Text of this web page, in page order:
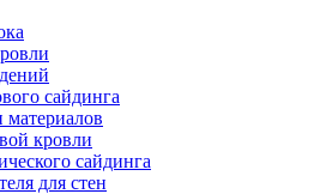
сайдинга
кровли
сайдинга
для стен